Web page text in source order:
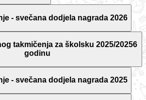
- svečana dodjela nagrada 2026
takmičenja za školsku 2025/20256
godinu
- svečana dodjela nagrada 2025